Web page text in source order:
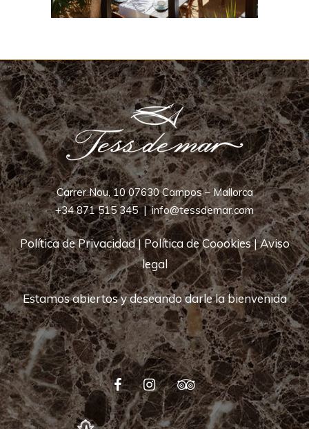
Carrer Nou, 10 07630 Campos – Mallorca
+34 871 515 345|info@tessdemar.com
Política de Privacidad| Política de Coookies|Aviso
legal
Estamos abiertos y deseando darle la bienvenida